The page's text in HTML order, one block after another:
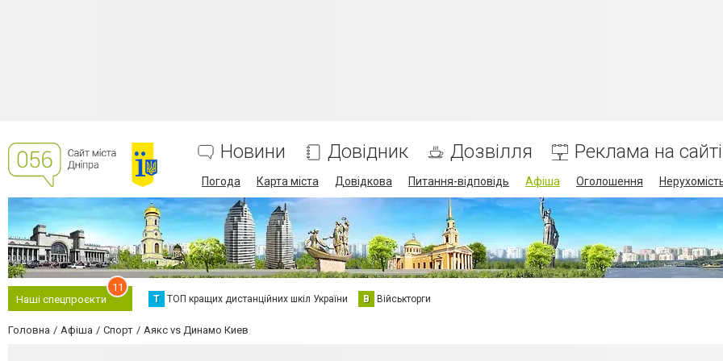
Новини Довідник Дозвілля Реклама на сайті
Погода Карта міста Довідкова Питання-відповідь Афіша Оголошення
Наші спецпроєкти
11
Т ТОП кращих дистанційних шкіл України В Військторги
Головна Афіша Спорт Аякс vs Динамо Киев